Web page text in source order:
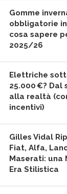
Gomme
obbligatorie
cosa sapere
2025/26
Elettriche
25.000 €? Dal
alla realtà
incentivi)
Gilles Vidal
Fiat, Alfa,
Maserati: una
Era Stilistica